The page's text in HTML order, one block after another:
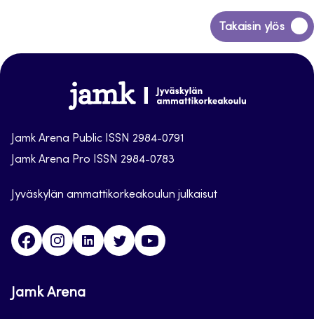
Takaisin ylös
Siirry
takaisin
Jamk
Arena
Jamk Arena Public ISSN 2984-0791
Jamk Arena Pro ISSN 2984-0783
Jyväskylän ammattikorkeakoulun julkaisut
FacebookInstagramLinkedinTwitter
Jamk Arena